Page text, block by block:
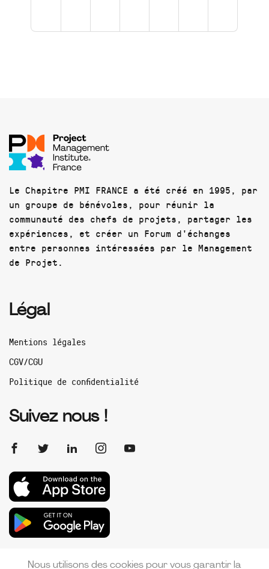
Le Chapitre PMI FRANCE a été créé en 1995, par
un groupe de bénévoles, pour réunir la
communauté des chefs de projets, partager les
expériences, et créer un Forum d'échanges
entre personnes intéressées par le Management
de Projet.
Légal
Mentions légales
CGV/CGU
Politique de confidentialité
Suivez nous !
Nous utilisons des cookies pour vous garantir la